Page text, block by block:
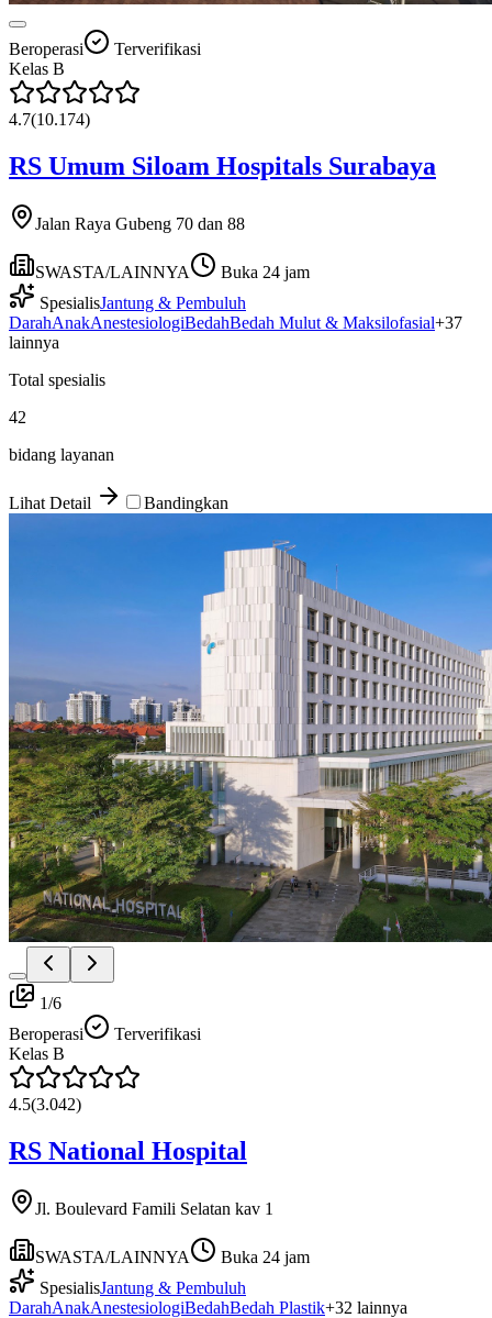
Beroperasi
Terverifikasi
Kelas B
4.7(10.174)
RS Umum Siloam Hospitals Surabaya
Jalan Raya Gubeng 70 dan 88
SWASTA/LAINNYA
Buka 24 jam
SpesialisJantung & Pembuluh
DarahAnakAnestesiologiBedahBedah Mulut & Maksilofasial+37
lainnya
Total spesialis
42
bidang layanan
Lihat Detail Bandingkan
1/6
Beroperasi
Terverifikasi
Kelas B
4.5(3.042)
RS National Hospital
Jl. Boulevard Famili Selatan kav 1
SWASTA/LAINNYA
Buka 24 jam
SpesialisJantung & Pembuluh
DarahAnakAnestesiologiBedahBedah Plastik+32 lainnya